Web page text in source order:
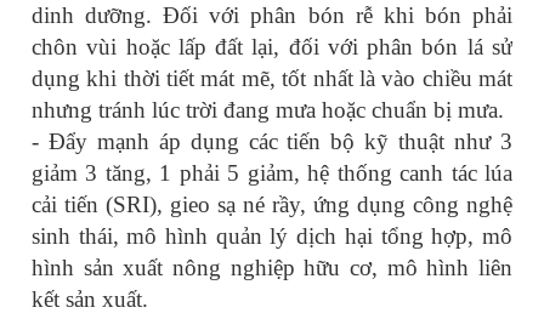
dinh dưỡng. Đối với phân bón rễ khi bón phải
chôn vùi hoặc lấp đất lại, đối với phân bón lá sử
dụng khi thời tiết mát mẽ, tốt nhất là vào chiều mát
nhưng tránh lúc trời đang mưa hoặc chuẩn bị mưa.
- Đẩy mạnh áp dụng các tiến bộ kỹ thuật như 3
giảm 3 tăng, 1 phải 5 giảm, hệ thống canh tác lúa
cải tiến (SRI), gieo sạ né rầy, ứng dụng công nghệ
sinh thái, mô hình quản lý dịch hại tổng hợp, mô
hình sản xuất nông nghiệp hữu cơ, mô hình liên
kết sản xuất.